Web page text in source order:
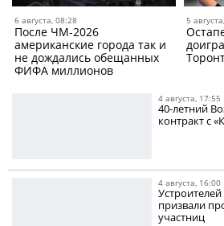
6 августа, 08:28
После ЧМ-2026
американские города так и
не дождались обещанных
ФИФА миллионов
5
4 августа, 17:55
40-летний
контракт с
4 августа, 16:00
призвали
участниц